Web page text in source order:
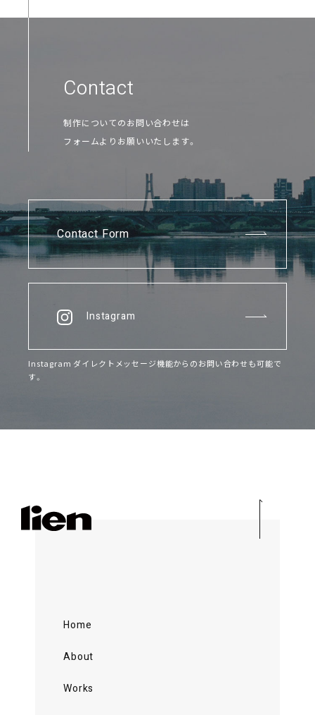
Contact
制作についてのお問い合わせは
フォームよりお願いいたします。
Contact Form
Instagram
Instagram ダイレクトメッセージ機能からのお問い合わせも可能で
す。
Home
About
Works